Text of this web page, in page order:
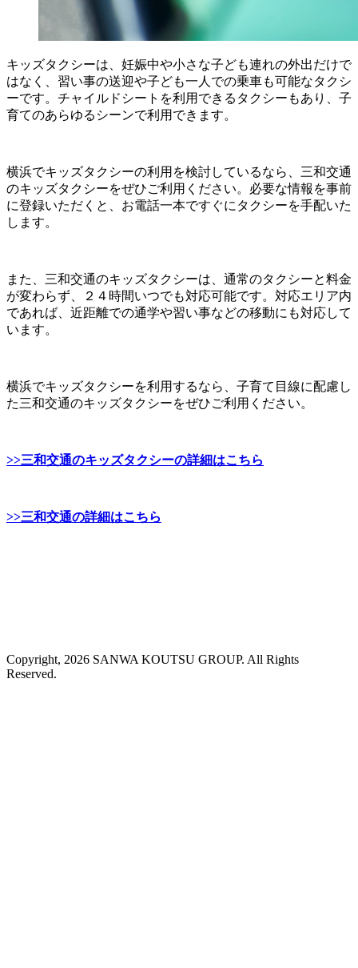
キッズタクシーは、妊娠中や小さな子ども連れの外出だけで
はなく、習い事の送迎や子ども一人での乗車も可能なタクシ
ーです。チャイルドシートを利用できるタクシーもあり、子
育てのあらゆるシーンで利用できます。
横浜でキッズタクシーの利用を検討しているなら、三和交通
のキッズタクシーをぜひご利用ください。必要な情報を事前
に登録いただくと、お電話一本ですぐにタクシーを手配いた
します。
また、三和交通のキッズタクシーは、通常のタクシーと料金
が変わらず、２４時間いつでも対応可能です。対応エリア内
であれば、近距離での通学や習い事などの移動にも対応して
います。
横浜でキッズタクシーを利用するなら、子育て目線に配慮し
た三和交通のキッズタクシーをぜひご利用ください。
>>三和交通のキッズタクシーの詳細はこちら
>>三和交通の詳細はこちら
Copyright, 2026 SANWA KOUTSU GROUP. All Rights
Reserved.